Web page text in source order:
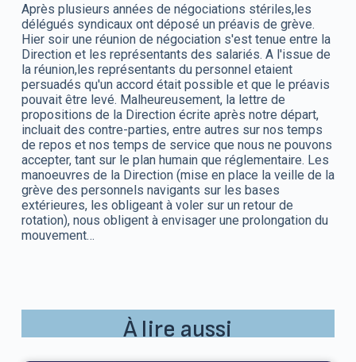
Après plusieurs années de négociations stériles,les
délégués syndicaux ont déposé un préavis de grève.
Hier soir une réunion de négociation s'est tenue entre la
Direction et les représentants des salariés. A l'issue de
la réunion,les représentants du personnel etaient
persuadés qu'un accord était possible et que le préavis
pouvait être levé. Malheureusement, la lettre de
propositions de la Direction écrite après notre départ,
incluait des contre-parties, entre autres sur nos temps
de repos et nos temps de service que nous ne pouvons
accepter, tant sur le plan humain que réglementaire. Les
manoeuvres de la Direction (mise en place la veille de la
grève des personnels navigants sur les bases
extérieures, les obligeant à voler sur un retour de
rotation), nous obligent à envisager une prolongation du
mouvement…
À lire aussi